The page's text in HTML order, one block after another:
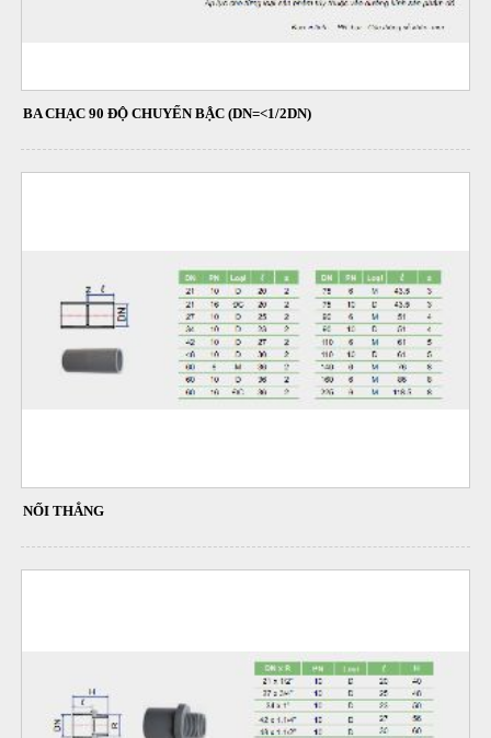
BA CHẠC 90 ĐỘ CHUYỂN BẬC (DN=<1/2DN)
NỐI THẲNG